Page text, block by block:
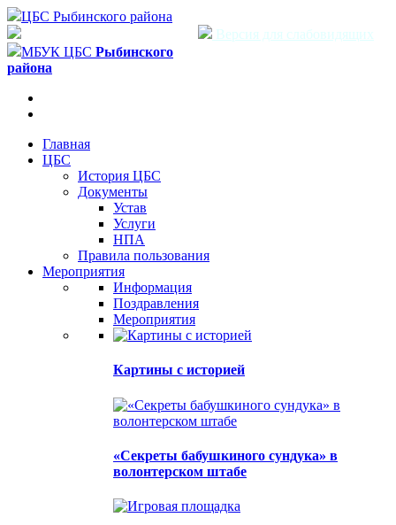
ЦБС Рыбинского района
Версия для слабовидящих
МБУК ЦБС Рыбинского
района
Главная
ЦБС
История ЦБС
Документы
Устав
Услуги
НПА
Правила пользования
Мероприятия
Информация
Поздравления
Мероприятия
Картины с историей
«Секреты бабушкиного сундука» в
волонтерском штабе